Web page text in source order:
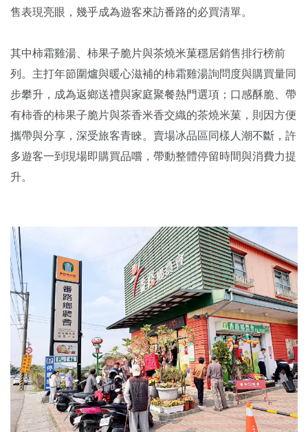
售表現亮眼，幾乎成為遊客來訪番路的必買清單。
其中柿霜雞湯、柿果子脆片與茶燒米菓穩居銷售排行榜前
列。主打年節圍爐與暖心滋補的柿霜雞湯詢問度與購買量同
步攀升，成為返鄉送禮與家庭聚餐熱門選項；口感酥脆、帶
有柿香的柿果子脆片與茶香米香交織的茶燒米菓，則因方便
攜帶與分享，深受旅客青睞。賣場冰品區同樣人潮不斷，許
多遊客一到現場即購買品嚐，帶動整體停留時間與消費力提
升。